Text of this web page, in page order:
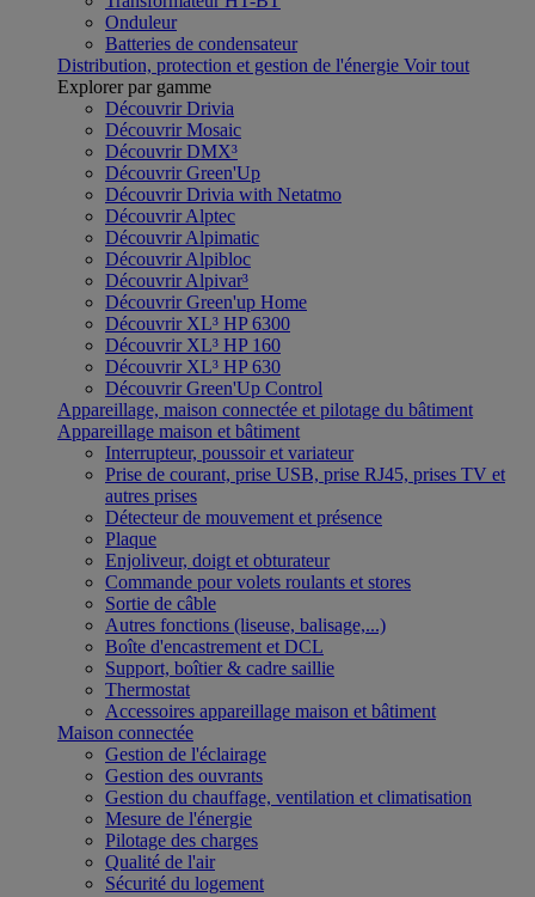
Onduleur
Batteries de condensateur
Distribution, protection et gestion de l'énergie Voir tout
Explorer par gamme
Découvrir Drivia
Découvrir Mosaic
Découvrir DMX³
Découvrir Green'Up
Découvrir Drivia with Netatmo
Découvrir Alptec
Découvrir Alpimatic
Découvrir Alpibloc
Découvrir Alpivar³
Découvrir Green'up Home
Découvrir XL³ HP 6300
Découvrir XL³ HP 160
Découvrir XL³ HP 630
Découvrir Green'Up Control
Appareillage, maison connectée et pilotage du bâtiment
Appareillage maison et bâtiment
Interrupteur, poussoir et variateur
Prise de courant, prise USB, prise RJ45, prises TV et
autres prises
Détecteur de mouvement et présence
Plaque
Enjoliveur, doigt et obturateur
Commande pour volets roulants et stores
Sortie de câble
Autres fonctions (liseuse, balisage,...)
Boîte d'encastrement et DCL
Support, boîtier & cadre saillie
Thermostat
Accessoires appareillage maison et bâtiment
Maison connectée
Gestion de l'éclairage
Gestion des ouvrants
Gestion du chauffage, ventilation et climatisation
Mesure de l'énergie
Pilotage des charges
Qualité de l'air
Sécurité du logement